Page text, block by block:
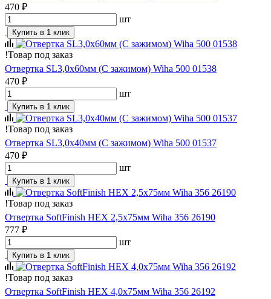
470 ₽
шт
Купить в 1 клик
!Товар под заказ
Отвертка SL3,0х60мм (C зажимом) Wiha 500 01538
470 ₽
шт
Купить в 1 клик
!Товар под заказ
Отвертка SL3,0х40мм (C зажимом) Wiha 500 01537
470 ₽
шт
Купить в 1 клик
!Товар под заказ
Отвертка SoftFinish HEX 2,5х75мм Wiha 356 26190
777 ₽
шт
Купить в 1 клик
!Товар под заказ
Отвертка SoftFinish HEX 4,0х75мм Wiha 356 26192